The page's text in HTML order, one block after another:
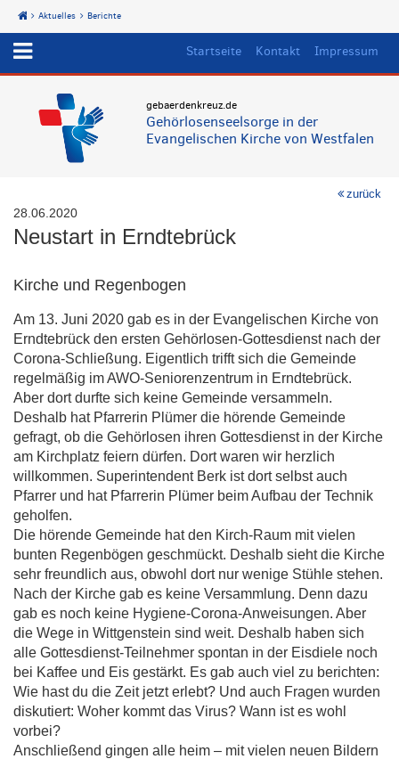
Start
Aktuelles Berichte
Startseite Kontakt Impressum
gebaerdenkreuz.de
Gehörlosenseelsorge in der
Evangelischen Kirche von Westfalen
zurück
28.06.2020
Neustart in Erndtebrück
Kirche und Regenbogen
Am 13. Juni 2020 gab es in der Evangelischen Kirche von
Erndtebrück den ersten Gehörlosen-Gottesdienst nach der
Corona-Schließung. Eigentlich trifft sich die Gemeinde
regelmäßig imAWO-Seniorenzentrum in Erndtebrück.
Aber dort durfte sich keine Gemeinde versammeln.
Deshalb hat Pfarrerin Plümer die hörende Gemeinde
gefragt, ob die Gehörlosen ihren Gottesdienst in der Kirche
am Kirchplatz feiern dürfen. Dort waren wir herzlich
willkommen. Superintendent Berk ist dort selbst auch
Pfarrer und hat Pfarrerin Plümer beim Aufbau der Technik
geholfen.
Die hörende Gemeinde hat den Kirch-Raum mit vielen
bunten Regenbögen geschmückt. Deshalb sieht die Kirche
sehr freundlich aus, obwohl dort nur wenige Stühle stehen.
Nach der Kirche gab es keine Versammlung. Denn dazu
gab es noch keine Hygiene-Corona-Anweisungen. Aber
die Wege in Wittgenstein sind weit. Deshalb haben sich
alle Gottesdienst-Teilnehmer spontan in der Eisdiele noch
bei Kaffee und Eis gestärkt. Es gab auch viel zu berichten:
Wie hast du die Zeit jetzt erlebt? Und auch Fragen wurden
diskutiert: Woher kommt das Virus? Wann ist es wohl
vorbei?
Anschließend gingen alle heim – mit vielen neuen Bildern